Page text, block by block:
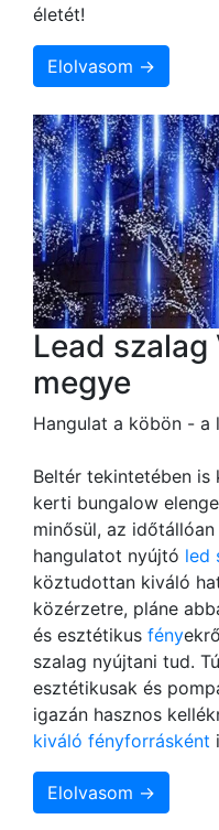
életét!
Elolvasom →
Lead szalag
megye
Hangulat a köbön - a
Beltér tekintetében
kerti bungalow
minősül, az
hangulatot nyújtó led
köztudottan kiváló
közérzetre, pláne
és esztétikus fény
szalag nyújtani tud.
esztétikusak és
igazán hasznos
kiváló fényforrásként
Elolvasom →